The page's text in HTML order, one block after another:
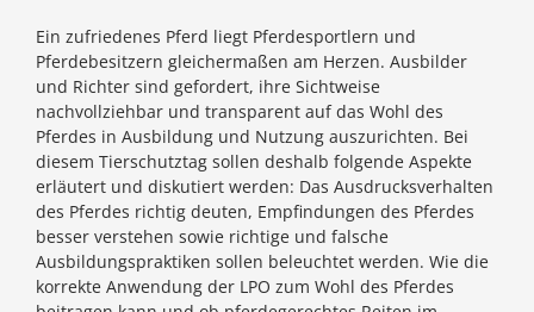
Ein zufriedenes Pferd liegt Pferdesportlern und
Pferdebesitzern gleichermaßen am Herzen. Ausbilder
und Richter sind gefordert, ihre Sichtweise
nachvollziehbar und transparent auf das Wohl des
Pferdes in Ausbildung und Nutzung auszurichten. Bei
diesem Tierschutztag sollen deshalb folgende Aspekte
erläutert und diskutiert werden: Das Ausdrucksverhalten
des Pferdes richtig deuten, Empfindungen des Pferdes
besser verstehen sowie richtige und falsche
Ausbildungspraktiken sollen beleuchtet werden. Wie die
korrekte Anwendung der LPO zum Wohl des Pferdes